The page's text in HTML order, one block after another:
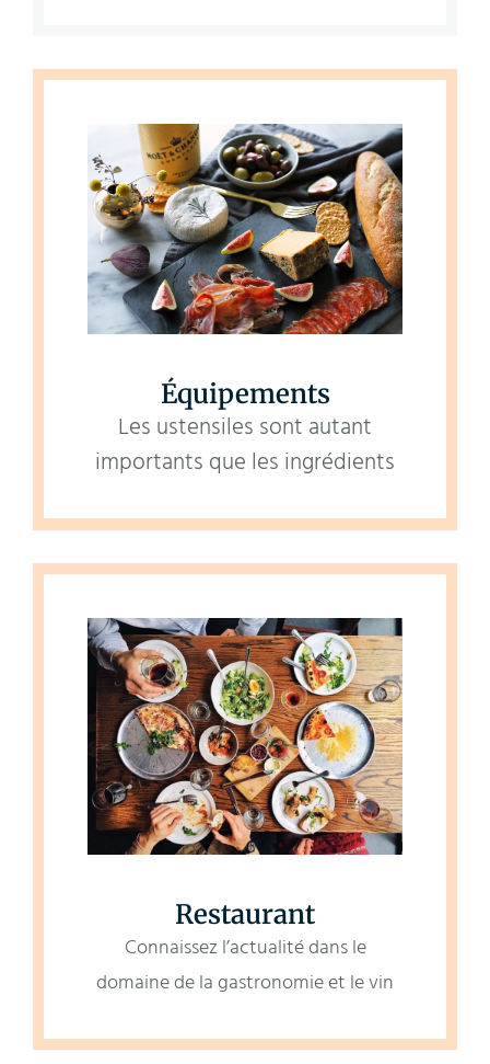
Équipements
Les ustensiles sont autant
importants que les ingrédients
Restaurant
Connaissez l’actualité dans le
domaine de la gastronomie et le vin